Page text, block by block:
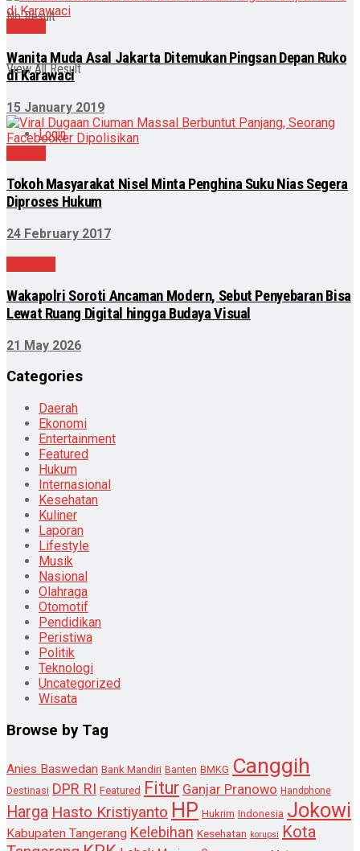
No Result
View All Result
Login
Wanita Muda Asal Jakarta Ditemukan Pingsan Depan Ruko
di Karawaci
15 January 2019
Tokoh Masyarakat Nisel Minta Penghina Suku Nias Segera
Diproses Hukum
24 February 2017
Wakapolri Soroti Ancaman Modern, Sebut Penyebaran Bisa
Lewat Ruang Digital hingga Budaya Visual
21 May 2026
Categories
Daerah
Ekonomi
Entertainment
Featured
Hukum
Internasional
Kesehatan
Kuliner
Laporan
Lifestyle
Musik
Nasional
Olahraga
Otomotif
Pendidikan
Peristiwa
Politik
Teknologi
Uncategorized
Wisata
Browse by Tag
Anies Baswedan Bank Mandiri Banten BMKG Canggih
Destinasi DPR RI Featured Fitur Ganjar Pranowo Handphone
Harga Hasto Kristiyanto HP Hukrim Indonesia Jokowi
Kabupaten Tangerang Kelebihan Kesehatan korupsi
Kota